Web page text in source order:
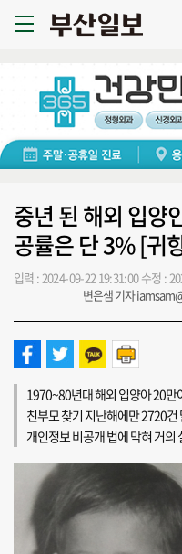
중년 된 해외 입양
공률은 단 3% [귀
입력 : 2024-09-22 19:31:00수정 :
변은샘 기자
1970~80년대 해외 입양아 20만
친부모 찾기 지난해에만 2720건
개인정보 비공개 법에 막혀 거의